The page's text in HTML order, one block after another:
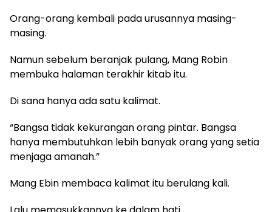
Orang-orang kembali pada urusannya masing-
masing.
Namun sebelum beranjak pulang, Mang Robin
membuka halaman terakhir kitab itu.
Di sana hanya ada satu kalimat.
“Bangsa tidak kekurangan orang pintar. Bangsa
hanya membutuhkan lebih banyak orang yang setia
menjaga amanah.”
Mang Ebin membaca kalimat itu berulang kali.